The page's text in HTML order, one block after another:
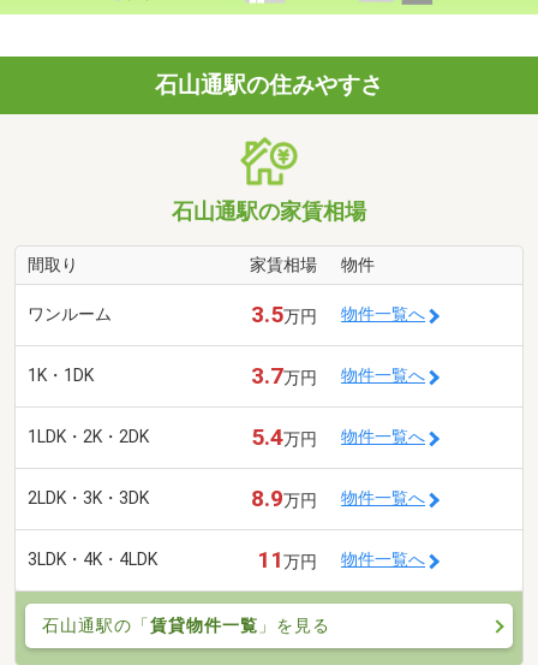
石山通駅の住みやすさ
石山通駅の家賃相場
間取り 家賃相場 物件
ワンルーム 3.5万円 物件一覧へ
1K・1DK 3.7万円 物件一覧へ
1LDK・2K・2DK 5.4万円 物件一覧へ
2LDK・3K・3DK 8.9万円 物件一覧へ
3LDK・4K・4LDK 11万円 物件一覧へ
石山通駅の「賃貸物件一覧 」を見る